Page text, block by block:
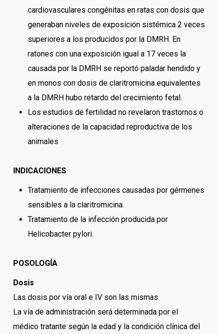
cardiovasculares congénitas en ratas con dosis que
generaban niveles de exposición sistémica 2 veces
superiores a los producidos por la DMRH. En
ratones con una exposición igual a 17 veces la
causada por la DMRH se reportó paladar hendido y
en monos con dosis de claritromicina equivalentes
a la DMRH hubo retardo del crecimiento fetal.
Los estudios de fertilidad no revelaron trastornos o
alteraciones de la capacidad reproductiva de los
animales
INDICACIONES
Tratamiento de infecciones causadas por gérmenes
sensibles a la claritromicina.
Tratamiento de la infección producida por
Helicobacter pylori.
POSOLOGÍA
Dosis
Las dosis por vía oral e IV son las mismas.
La vía de administración será determinada por el
médico tratante según la edad y la condición clínica del